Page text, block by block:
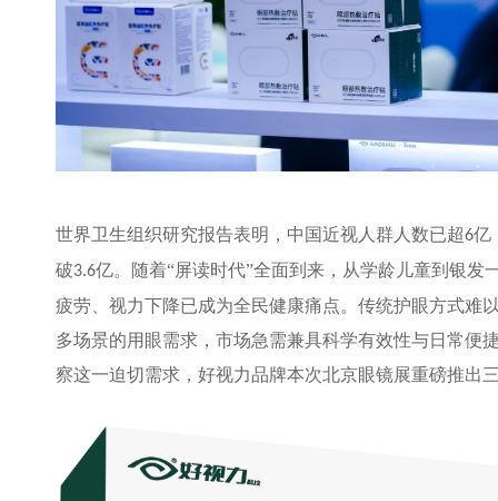
世界卫生组织研究报告表明，中国近视人群人数已超6亿
破3.6亿。随着“屏读时代”全面到来，从学龄儿童到银发
疲劳、视力下降已成为全民健康痛点。传统护眼方式难
多场景的用眼需求，市场急需兼具科学有效性与日常便
察这一迫切需求，好视力品牌本次北京眼镜展重磅推出